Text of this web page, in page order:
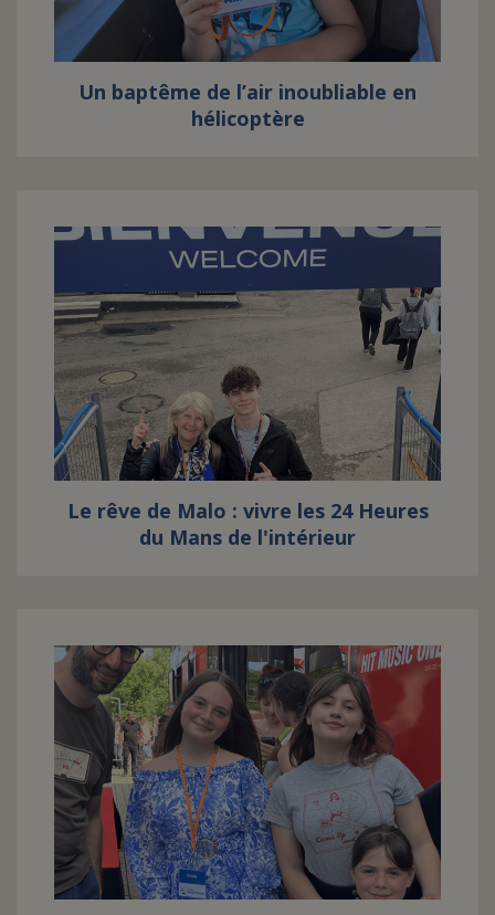
Un baptême de l’air inoubliable en
hélicoptère
Le rêve de Malo : vivre les 24 Heures
du Mans de l'intérieur